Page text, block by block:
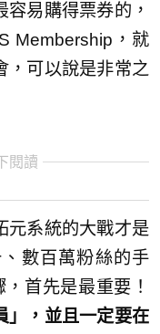
易購得票券的，
Membership，就
，可以說是非常之
閱讀
元系統的大戰才是
數百萬粉絲的手
首先是最重要！
」，並且一定要在